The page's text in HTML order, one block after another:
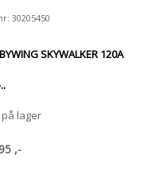
30205450
SKYWALKER 120A
på lager
,-